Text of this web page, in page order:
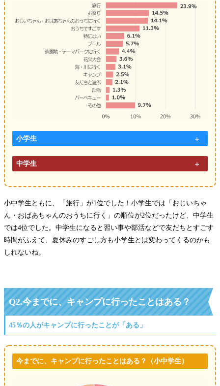
小学生
中学生
小中学生ともに、「旅行」が1位でした！小学生では「おじいちゃ
ん・おばあちゃんのおうちに行く」の順位が2位だったけど、中学生
では4位でした。中学生になると習い事や部活などで友だちとすごす
時間がふえて、夏休みのすごし方も小学生とは変わってくるのかも
しれないね。
Q2.今までに、キャンプに行ったことはある？
45％の人がキャンプに行ったことが「ある」
今までに、キャンプに行ったことはある？（小中学生）